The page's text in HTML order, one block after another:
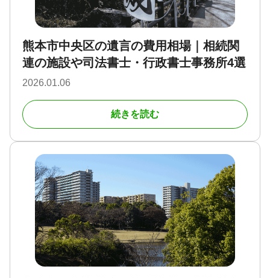
熊本市中央区の遺言の費用相場｜相続関
連の施設や司法書士・行政書士事務所4選
2026.01.06
続きを読む